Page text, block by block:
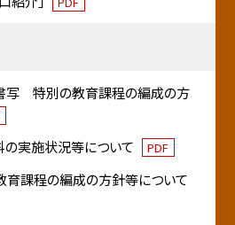
写 特別の教育課程の編成の方
実施状況等について PDF
育課程の編成の方針等について